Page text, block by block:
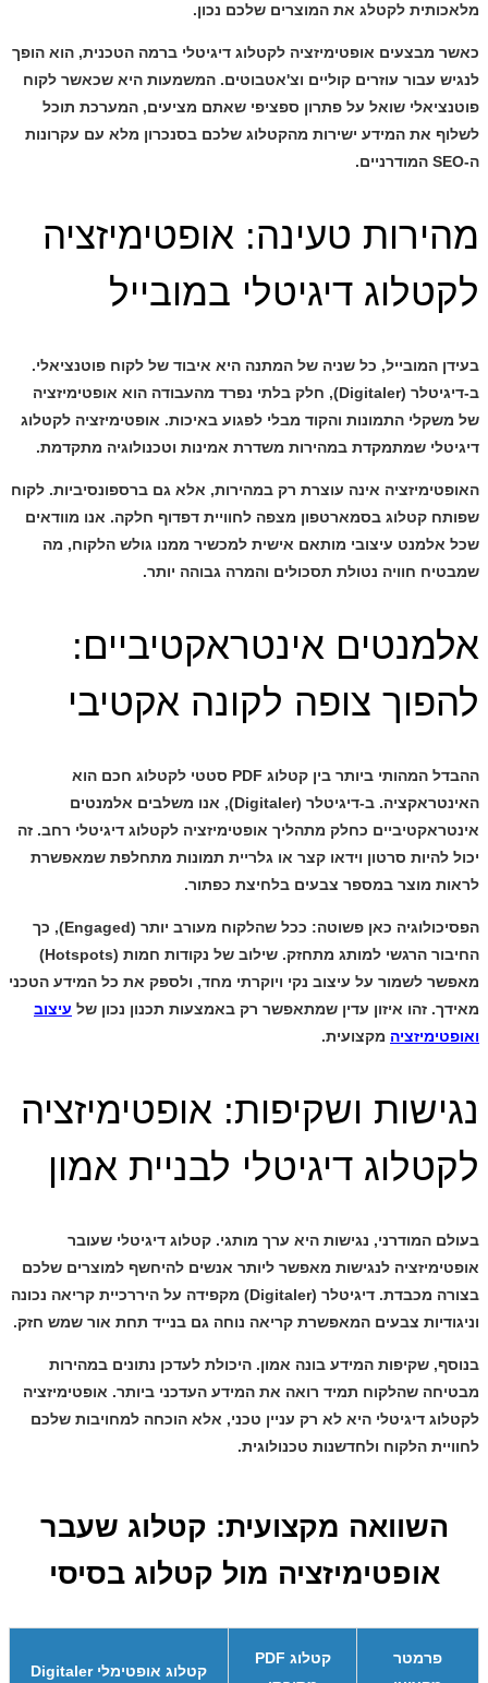
מלאכותית לקטלג את המוצרים שלכם נכון.
כאשר מבצעים אופטימיזציה לקטלוג דיגיטלי ברמה הטכנית, הוא הופך
לנגיש עבור עוזרים קוליים וצ'אטבוטים. המשמעות היא שכאשר לקוח
פוטנציאלי שואל על פתרון ספציפי שאתם מציעים, המערכת תוכל
לשלוף את המידע ישירות מהקטלוג שלכם בסנכרון מלא עם עקרונות
ה-SEO המודרניים.
מהירות טעינה: אופטימיזציה
לקטלוג דיגיטלי במובייל
בעידן המובייל, כל שניה של המתנה היא איבוד של לקוח פוטנציאלי.
ב-דיגיטלר (Digitaler)
, חלק בלתי נפרד מהעבודה הוא אופטימיזציה
של משקלי התמונות והקוד מבלי לפגוע באיכות. אופטימיזציה לקטלוג
דיגיטלי שמתמקדת במהירות משדרת אמינות וטכנולוגיה מתקדמת.
האופטימיזציה אינה עוצרת רק במהירות, אלא גם ברספונסיביות. לקוח
שפותח קטלוג בסמארטפון מצפה לחוויית דפדוף חלקה. אנו מוודאים
שכל אלמנט עיצובי מותאם אישית למכשיר ממנו גולש הלקוח, מה
שמבטיח חוויה נטולת תסכולים והמרה גבוהה יותר.
אלמנטים אינטראקטיביים:
להפוך צופה לקונה אקטיבי
ההבדל המהותי ביותר בין קטלוג PDF סטטי לקטלוג חכם הוא
האינטראקציה. ב-דיגיטלר (Digitaler)
, אנו משלבים אלמנטים
אינטראקטיביים כחלק מתהליך אופטימיזציה לקטלוג דיגיטלי רחב. זה
יכול להיות סרטון וידאו קצר או גלריית תמונות מתחלפת שמאפשרת
לראות מוצר במספר צבעים בלחיצת כפתור.
הפסיכולוגיה כאן פשוטה: ככל שהלקוח מעורב יותר (Engaged), כך
החיבור הרגשי למותג מתחזק. שילוב של נקודות חמות (Hotspots)
מאפשר לשמור על עיצוב נקי ויוקרתי מחד, ולספק את כל המידע הטכני
מאידך. זהו איזון עדין שמתאפשר רק באמצעות תכנון נכון של עיצוב
ואופטימיזציה מקצועית.
נגישות ושקיפות: אופטימיזציה
לקטלוג דיגיטלי לבניית אמון
בעולם המודרני, נגישות היא ערך מותגי. קטלוג דיגיטלי שעובר
אופטימיזציה לנגישות מאפשר ליותר אנשים להיחשף למוצרים שלכם
בצורה מכבדת. דיגיטלר (Digitaler)
מקפידה על היררכיית קריאה נכונה
וניגודיות צבעים המאפשרת קריאה נוחה גם בנייד תחת אור שמש חזק.
בנוסף, שקיפות המידע בונה אמון. היכולת לעדכן נתונים במהירות
מבטיחה שהלקוח תמיד רואה את המידע העדכני ביותר. אופטימיזציה
לקטלוג דיגיטלי היא לא רק עניין טכני, אלא הוכחה למחויבות שלכם
לחוויית הלקוח ולחדשנות טכנולוגית.
השוואה מקצועית: קטלוג שעבר
אופטימיזציה מול קטלוג בסיסי
פרמטר
קטלוג PDF
קטלוג אופטימלי Digitaler